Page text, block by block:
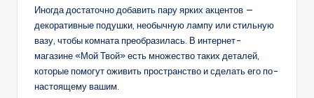
Иногда достаточно добавить пару ярких акцентов —
декоративные подушки, необычную лампу или стильную
вазу, чтобы комната преобразилась. В интернет-
магазине «Мой Твой» есть множество таких деталей,
которые помогут оживить пространство и сделать его по-
настоящему вашим.